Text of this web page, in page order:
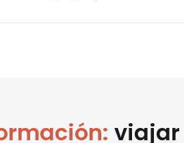
viajar